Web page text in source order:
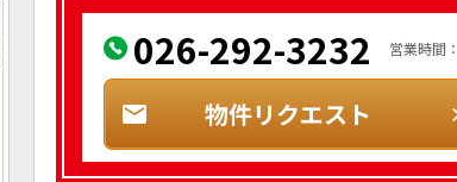
026-292-3232 営業時間
物件リクエスト